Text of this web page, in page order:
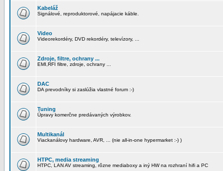
Kabeláž
Signálové, reproduktorové, napájacie káble.
Video
Videorekordéry, DVD rekordéry, televízory, ...
Zdroje, filtre, ochrany ...
EMI,RFI filtre, zdroje, ochrany ...
DAC
DA prevodníky si zaslúžia vlastné forum :-)
Tuning
Úpravy komerčne predávaných výrobkov.
Multikanál
Viackanálovy hardware, AVR, ... (nie all-in-one hypermarket :-) )
HTPC, media streaming
HTPC, LAN AV streaming, rôzne mediaboxy a iný HW na rozhraní hifi a PC